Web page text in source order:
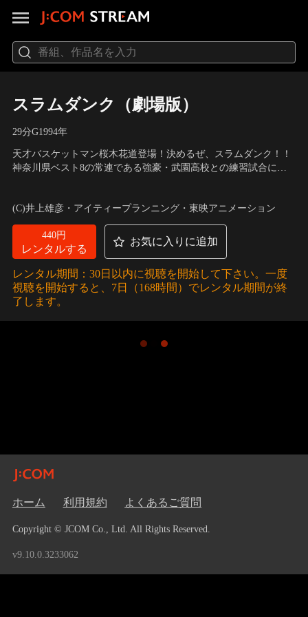
スラムダンク（劇場版）
29分G1994年
天才バスケットマン桜木花道登場！決めるぜ、スラムダンク！！
神奈川県ベスト8の常連である強豪・武園高校との練習試合に意
になった。そんな中、桜木花道は中学時代に記念すべき？50番目
にフラれた島村葉子と出会う。
(C)井上雄彦・アイティープランニング・東映アニメーション
440円
レンタルする
お気に入りに追加
レンタル期間：30日以内に視聴を開始して下さい。一度
視聴を開始すると、7日（168時間）でレンタル期間が終
了します。
ホーム 利用規約 よくあるご質問
Copyright © JCOM Co., Ltd. All Rights Reserved.
v9.10.0.3233062